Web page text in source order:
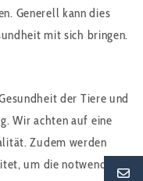
Generell kann dies
mit sich bringen.
der Tiere und
Wir achten auf eine
Zudem werden
um die notwendigen